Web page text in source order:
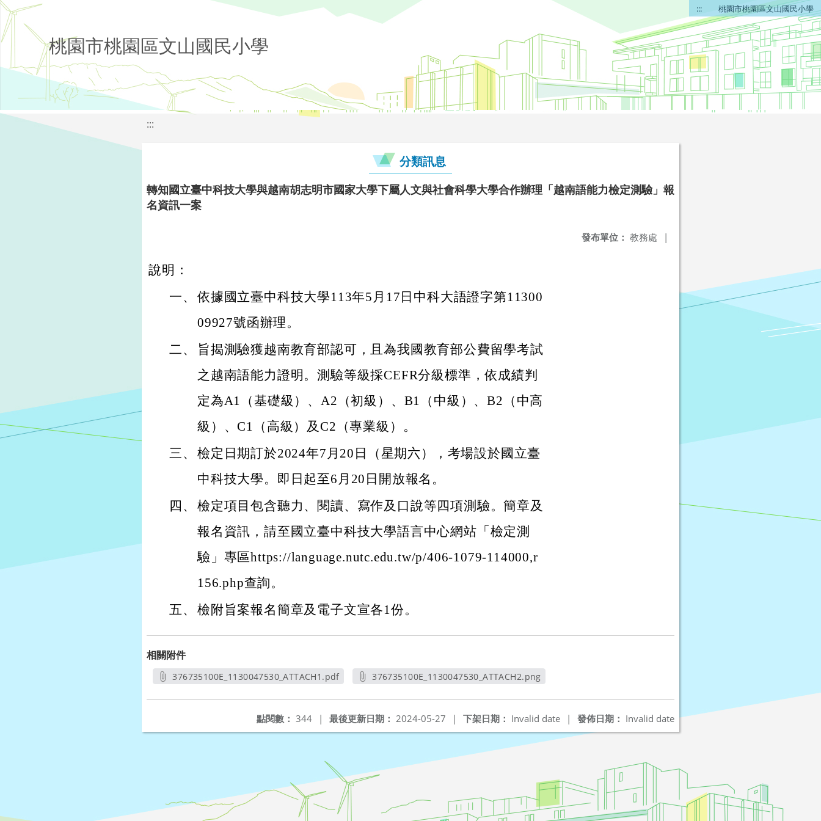
::: 桃園市桃園區文山國民小學
桃園市桃園區文山國民小學
:::
分類訊息
轉知國立臺中科技大學與越南胡志明市國家大學下屬人文與社會科學大學合作辦理「越南語能力檢定測驗」報
名資訊一案
發布單位： 教務處 |
說明：
一、 依據國立臺中科技大學113年5月17日中科大語證字第11300
09927號函辦理。
二、
旨揭測驗獲越南教育部認可，且為我國教育部公費留學考試
之越南語能力證明。測驗等級採CEFR分級標準，依成績判
定為A1（基礎級）、A2（初級）、B1（中級）、B2（中高
級）、C1（高級）及C2（專業級）。
三、 檢定日期訂於2024年7月20日（星期六），考場設於國立臺
中科技大學。即日起至6月20日開放報名。
四、 檢定項目包含聽力、閱讀、寫作及口說等四項測驗。簡章及
報名資訊，請至國立臺中科技大學語言中心網站「檢定測
驗」專區https://language.nutc.edu.tw/p/406-1079-114000,r
156.php查詢。
五、 檢附旨案報名簡章及電子文宣各1份。
相關附件
376735100E_1130047530_ATTACH1.pdf
376735100E_1130047530_ATTACH2.png
發佈日期： Invalid date
下架日期： Invalid date |
最後更新日期： 2024-05-27 |
點閱數： 344 |